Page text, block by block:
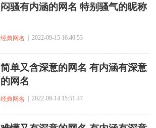
闷骚有内涵的网名 特别骚气的昵称
经典网名 | 2022-09-15 16:40:53
简单又含深意的网名 有内涵有深意
的网名
经典网名 | 2022-09-14 15:51:47